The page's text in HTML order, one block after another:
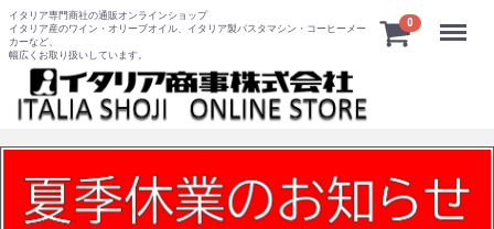
イタリア専門商社の通販オンラインショップ
イタリア産のワイン・オリーブオイル、イタリア製パスタマシン・コーヒーメー
カーなど、
幅広くお取り扱いしています。
0 Menu